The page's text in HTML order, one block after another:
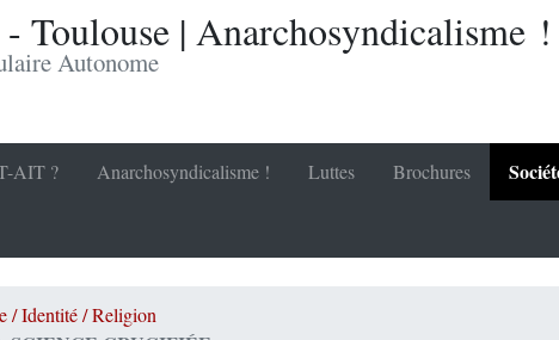
Toulouse | Anarchosyndicalisme !
Autonome
AIT ? Anarchosyndicalisme ! Luttes Brochures
/ Identité / Religion